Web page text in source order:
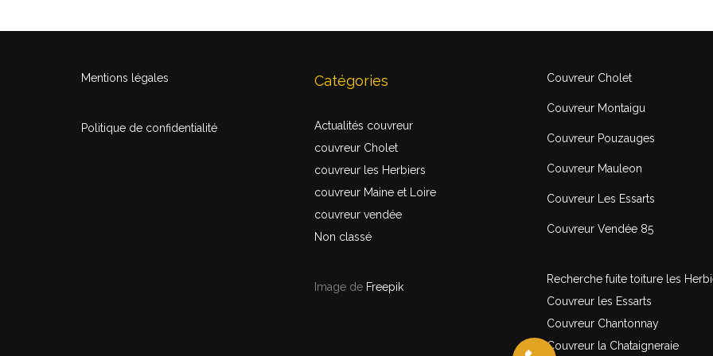
Mentions légales
Politique de confidentialité
Catégories
Actualités couvreur
couvreur Cholet
couvreur les Herbiers
couvreur Maine et Loire
couvreur vendée
Non classé
Image de Freepik
Couvreur Cholet
Couvreur Montaigu
Couvreur Pouzauges
Couvreur Mauleon
Couvreur Les Essarts
Couvreur Vendée 85
Recherche fuite toiture les
Couvreur les Essarts
Couvreur Chantonnay
Couvreur la Chataigneraie